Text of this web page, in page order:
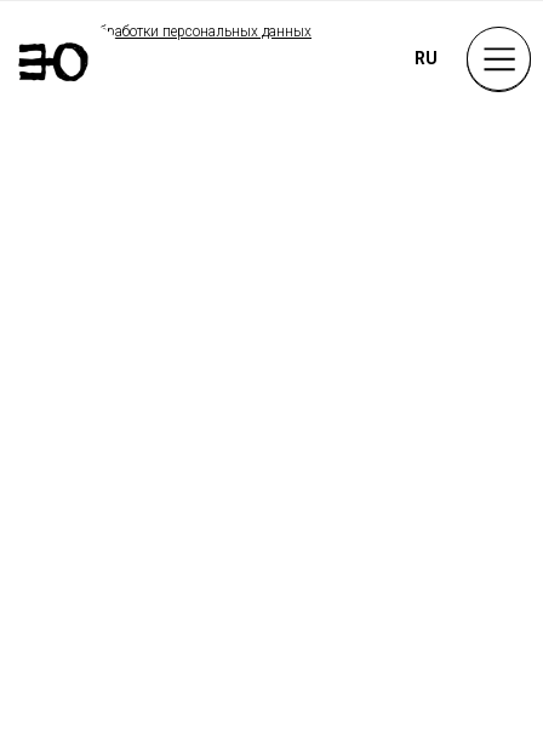
EN
RU
Политика обработки персональных данных